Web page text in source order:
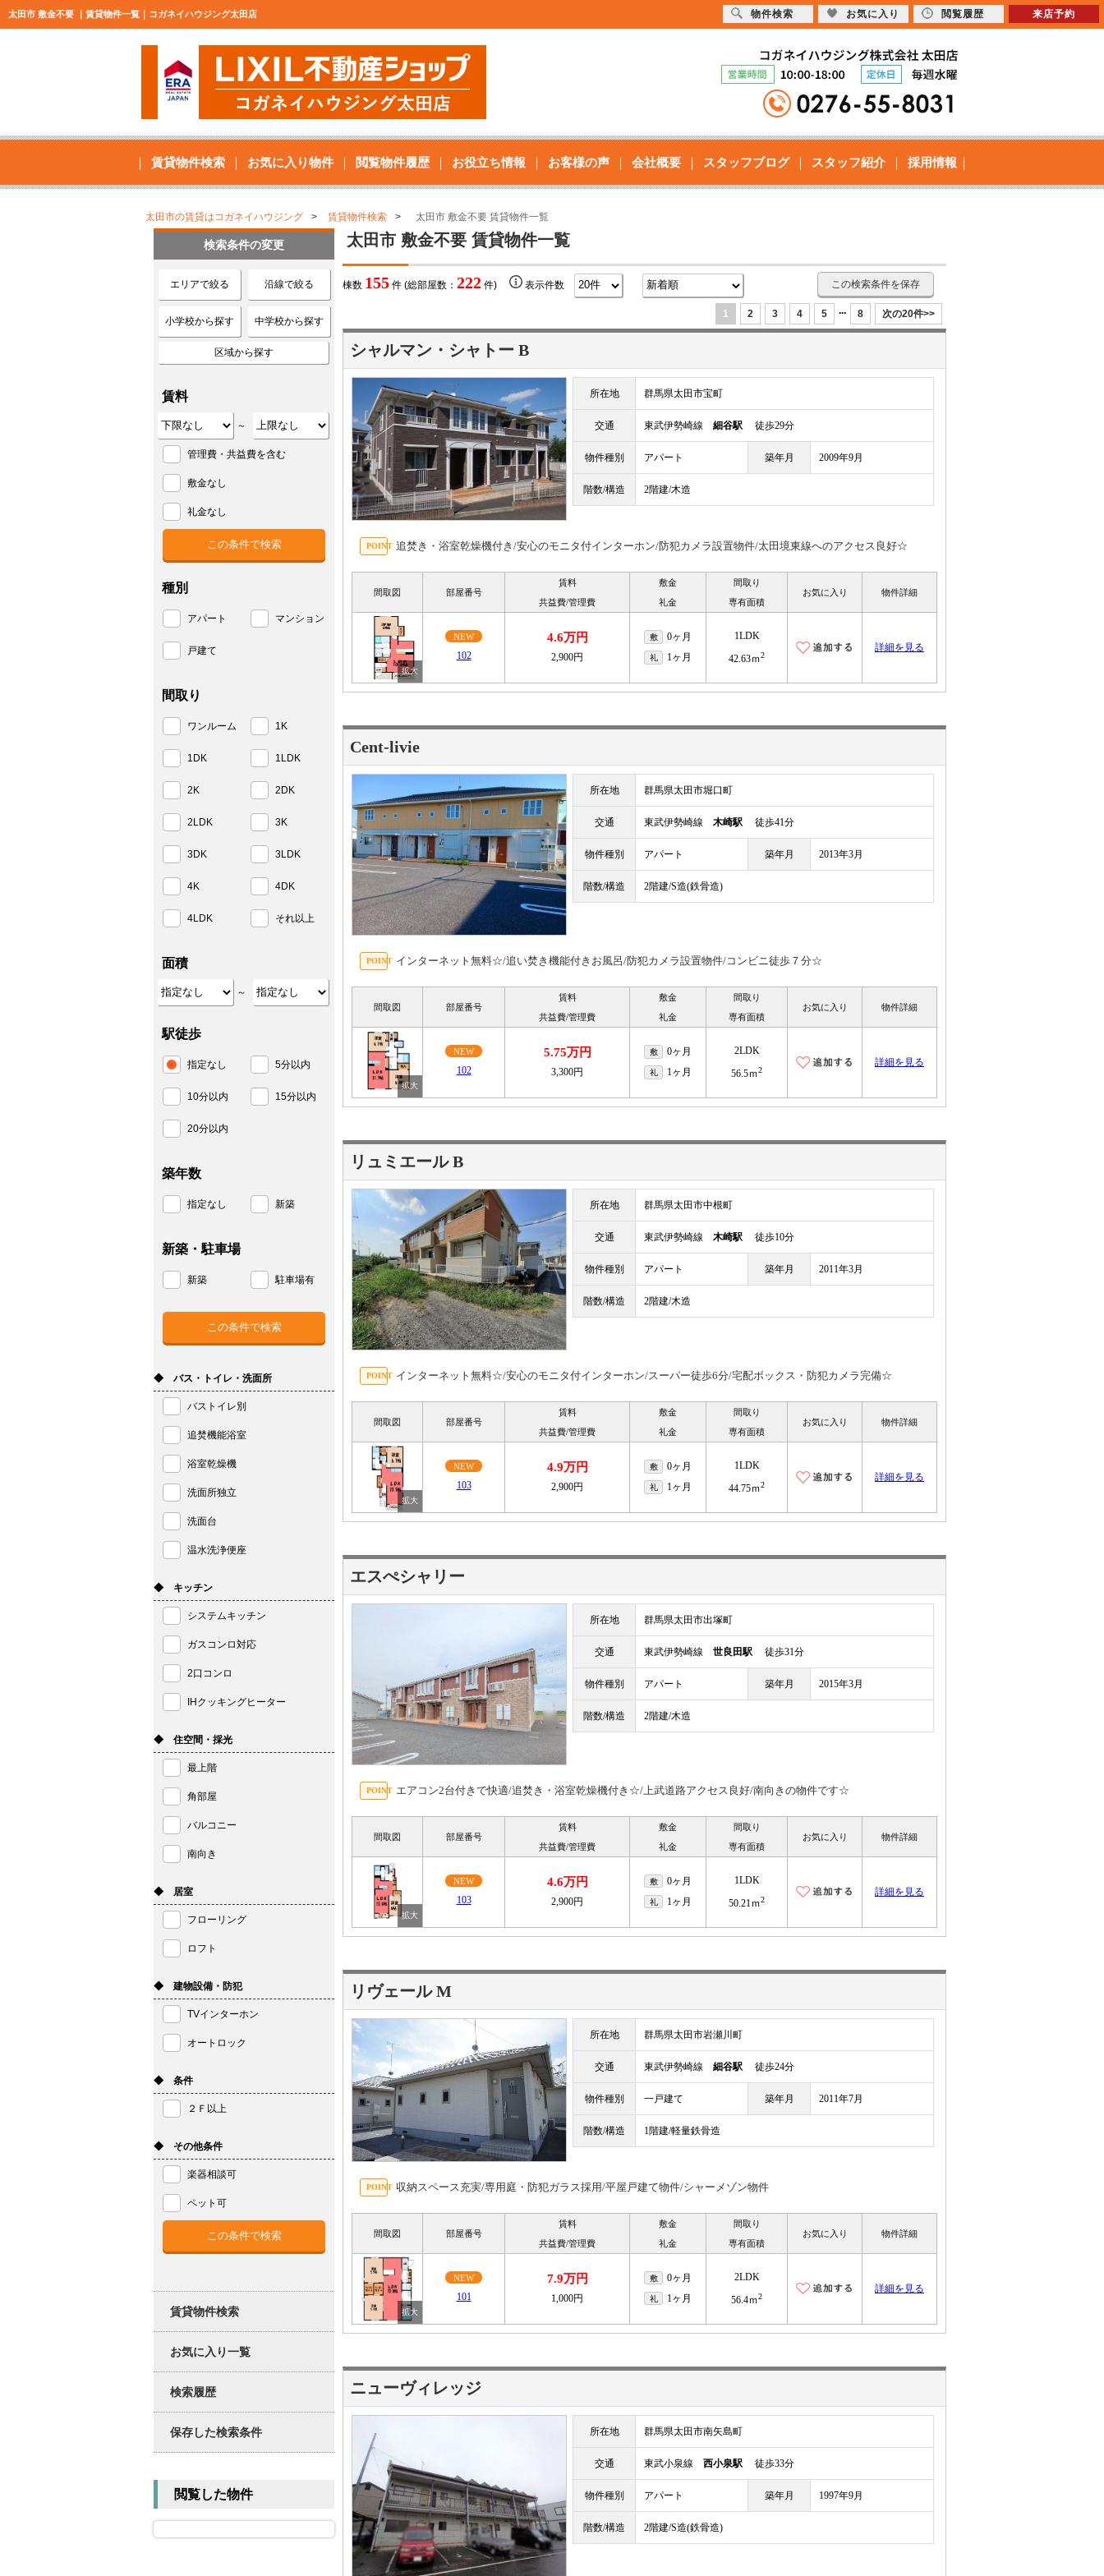
太田市 敷金不要 ｜賃貸物件一覧｜コガネイハウジング太田店
賃貸物件検索 お気に入り物件 閲覧物件履歴 お役立ち情報 お客様の声 会社概要 スタッフブログ スタッフ紹介 採用情報
太田市の賃貸はコガネイハウジング 賃貸物件検索 太田市 敷金不要 賃貸物件一覧
太田市 敷金不要 賃貸物件一覧
棟数 155 件 (総部屋数： 222 件) 表示件数 この検索条件を保存
1 2 3 4 5 ... 8 次の20件>>
シャルマン・シャトー B
所在地 群馬県太田市宝町
交通 東武伊勢崎線 細谷駅 徒歩29分
物件種別 アパート 築年月 2009年9月
階数/構造 2階建/木造
追焚き・浴室乾燥機付き/安心のモニタ付インターホン/防犯カメラ設置物件/太田境東線へのアクセス良好☆
間取図 部屋番号
賃料
共益費/管理費
敷金
礼金
間取り
専有面積
お気に入り 物件詳細
NEW
102
4.6万円
2,900円
敷 0ヶ月
礼 1ヶ月
1LDK
42.63ｍ2
詳細を見る
Cent-livie
所在地 群馬県太田市堀口町
交通 東武伊勢崎線 木崎駅 徒歩41分
物件種別 アパート 築年月 2013年3月
階数/構造 2階建/S造(鉄骨造)
インターネット無料☆/追い焚き機能付きお風呂/防犯カメラ設置物件/コンビニ徒歩７分☆
間取図 部屋番号
賃料
共益費/管理費
敷金
礼金
間取り
専有面積
お気に入り 物件詳細
NEW
102
5.75万円
3,300円
敷 0ヶ月
礼 1ヶ月
2LDK
56.5ｍ2
詳細を見る
リュミエール B
所在地 群馬県太田市中根町
交通 東武伊勢崎線 木崎駅 徒歩10分
物件種別 アパート 築年月 2011年3月
階数/構造 2階建/木造
インターネット無料☆/安心のモニタ付インターホン/スーパー徒歩6分/宅配ボックス・防犯カメラ完備☆
間取図 部屋番号
賃料
共益費/管理費
敷金
礼金
間取り
専有面積
お気に入り 物件詳細
NEW
103
4.9万円
2,900円
敷 0ヶ月
礼 1ヶ月
1LDK
44.75ｍ2
詳細を見る
エスぺシャリー
所在地 群馬県太田市出塚町
交通 東武伊勢崎線 世良田駅 徒歩31分
物件種別 アパート 築年月 2015年3月
階数/構造 2階建/木造
エアコン2台付きで快適/追焚き・浴室乾燥機付き☆/上武道路アクセス良好/南向きの物件です☆
間取図 部屋番号
賃料
共益費/管理費
敷金
礼金
間取り
専有面積
お気に入り 物件詳細
NEW
103
4.6万円
2,900円
敷 0ヶ月
礼 1ヶ月
1LDK
50.21ｍ2
詳細を見る
リヴェール M
所在地 群馬県太田市岩瀬川町
交通 東武伊勢崎線 細谷駅 徒歩24分
物件種別 一戸建て 築年月 2011年7月
階数/構造 1階建/軽量鉄骨造
収納スペース充実/専用庭・防犯ガラス採用/平屋戸建て物件/シャーメゾン物件
間取図 部屋番号
賃料
共益費/管理費
敷金
礼金
間取り
専有面積
お気に入り 物件詳細
NEW
101
7.9万円
1,000円
敷 0ヶ月
礼 1ヶ月
2LDK
56.4ｍ2
詳細を見る
ニューヴィレッジ
所在地 群馬県太田市南矢島町
交通 東武小泉線 西小泉駅 徒歩33分
物件種別 アパート 築年月 1997年9月
階数/構造 2階建/S造(鉄骨造)
検索条件の変更
エリアで絞る 沿線で絞る
小学校から探す 中学校から探す
区域から探す
賃料
～
管理費・共益費を含む
敷金なし
礼金なし
種別
アパート マンション
戸建て
間取り
ワンルーム 1K
1DK 1LDK
2K 2DK
2LDK 3K
3DK 3LDK
4K 4DK
4LDK それ以上
面積
～
駅徒歩
指定なし 5分以内
10分以内 15分以内
20分以内
築年数
指定なし 新築
新築・駐車場
新築 駐車場有
◆ バス・トイレ・洗面所
バストイレ別
追焚機能浴室
浴室乾燥機
洗面所独立
洗面台
温水洗浄便座
◆ キッチン
システムキッチン
ガスコンロ対応
2口コンロ
IHクッキングヒーター
◆ 住空間・採光
最上階
角部屋
バルコニー
南向き
◆ 居室
フローリング
ロフト
◆ 建物設備・防犯
TVインターホン
オートロック
◆ 条件
２Ｆ以上
◆ その他条件
楽器相談可
ペット可
賃貸物件検索
お気に入り一覧
検索履歴
保存した検索条件
閲覧した物件
物件検索 お気に入り 閲覧履歴 来店予約